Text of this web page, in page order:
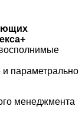
параметрально
менеджмента